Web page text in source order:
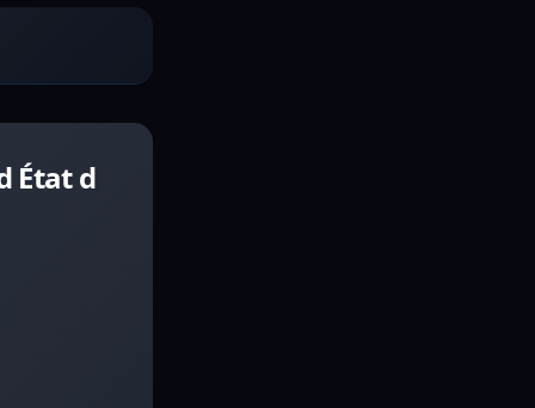
État d